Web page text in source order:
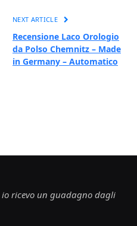
NEXT ARTICLE
Recensione Laco Orologio
da Polso Chemnitz – Made
in Germany – Automatico
ricevo un guadagno dagli